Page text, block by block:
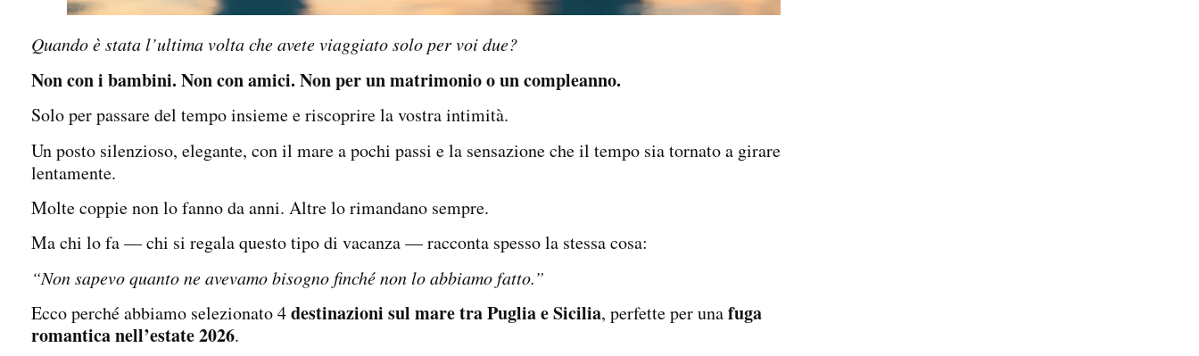
Quando è stata l’ultima volta che avete viaggiato solo per voi due?
Non con i bambini. Non con amici. Non per un matrimonio o un compleanno.
Solo per passare del tempo insieme e riscoprire la vostra intimità.
Un posto silenzioso, elegante, con il mare a pochi passi e la sensazione che il tempo sia tornato a girare
lentamente.
Molte coppie non lo fanno da anni. Altre lo rimandano sempre.
Ma chi lo fa — chi si regala questo tipo di vacanza — racconta spesso la stessa cosa:
“Non sapevo quanto ne avevamo bisogno finché non lo abbiamo fatto.”
Ecco perché abbiamo selezionato 4destinazioni sul mare tra Puglia e Sicilia, perfette per unafuga
romantica nell’estate 2026.